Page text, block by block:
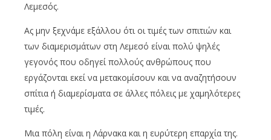
Λεμεσός.
Ας μην ξεχνάμε εξάλλου ότι οι τιμές των σπιτιών και
των διαμερισμάτων στη Λεμεσό είναι πολύ ψηλές
γεγονός που οδηγεί πολλούς ανθρώπους που
εργάζονται εκεί να μετακομίσουν και να αναζητήσουν
σπίτια ή διαμερίσματα σε άλλες πόλεις με χαμηλότερες
τιμές.
Μια πόλη είναι η Λάρνακα και η ευρύτερη επαρχία της.